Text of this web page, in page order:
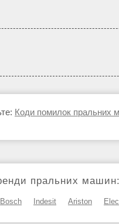
Коди помилок пральних
пральних машин:
Bosch Indesit Ariston